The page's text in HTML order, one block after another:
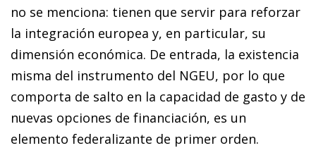
no se menciona: tienen que servir para reforzar
la integración europea y, en particular, su
dimensión económica. De entrada, la existencia
misma del instrumento del NGEU, por lo que
comporta de salto en la capacidad de gasto y de
nuevas opciones de financiación, es un
elemento federalizante de primer orden.